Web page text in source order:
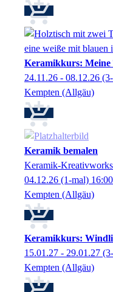
Keramikkurs: Meine
24.11.26 - 08.12.26
Kempten (Allgäu)
Keramik bemalen
Keramik-
04.12.26 (1-mal) 16:00
Kempten (Allgäu)
Keramikkurs:
15.01.27 - 29.01.27
Kempten (Allgäu)